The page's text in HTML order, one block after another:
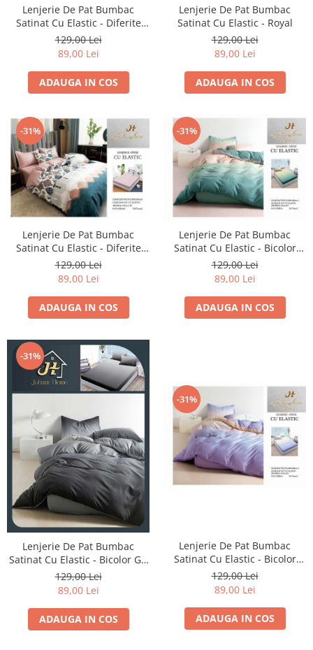
Lenjerie De Pat Bumbac
Satinat Cu Elastic - Diferite
Forme
129,00 Lei
89,00 Lei
ADAUGA IN COS
Lenjerie De Pat Bumbac
Satinat Cu Elastic - Royal
129,00 Lei
89,00 Lei
ADAUGA IN COS
-31%
Lenjerie De Pat Bumbac
Satinat Cu Elastic - Diferite
Culori
129,00 Lei
89,00 Lei
ADAUGA IN COS
-31%
Lenjerie De Pat Bumbac
Satinat Cu Elastic - Bicolor
Verde Cu Roz
129,00 Lei
89,00 Lei
ADAUGA IN COS
-31%
Lenjerie De Pat Bumbac
Satinat Cu Elastic - Bicolor Gri
Inchis
129,00 Lei
89,00 Lei
ADAUGA IN COS
-31%
Lenjerie De Pat Bumbac
Satinat Cu Elastic - Bicolor
Mov/Roz
129,00 Lei
89,00 Lei
ADAUGA IN COS